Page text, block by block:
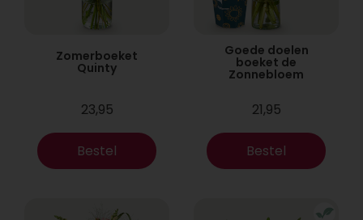
Zomerboeket
Quinty
23,95
Bestel
Goede doelen
boeket de
Zonnebloem
21,95
Bestel